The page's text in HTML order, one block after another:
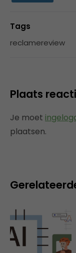
Tags
reclamereview
Plaats
Je moet
plaatsen.